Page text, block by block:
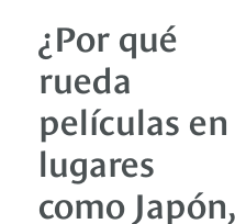
¿Por qué
rueda
películas en
lugares
como Japón,